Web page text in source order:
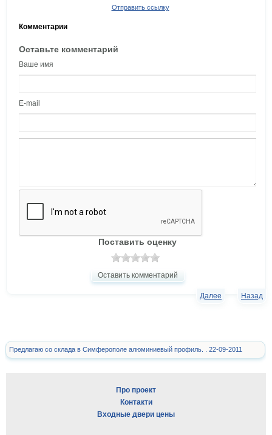
Отправить ссылку
Комментарии
Оставьте комментарий
Ваше имя
E-mail
Поставить оценку
Оставить комментарий
Назад
Далее
Предлагаю со склада в Симферополе алюминиевый профиль. . 22-09-2011
Про проект
Контакти
Входные двери цены